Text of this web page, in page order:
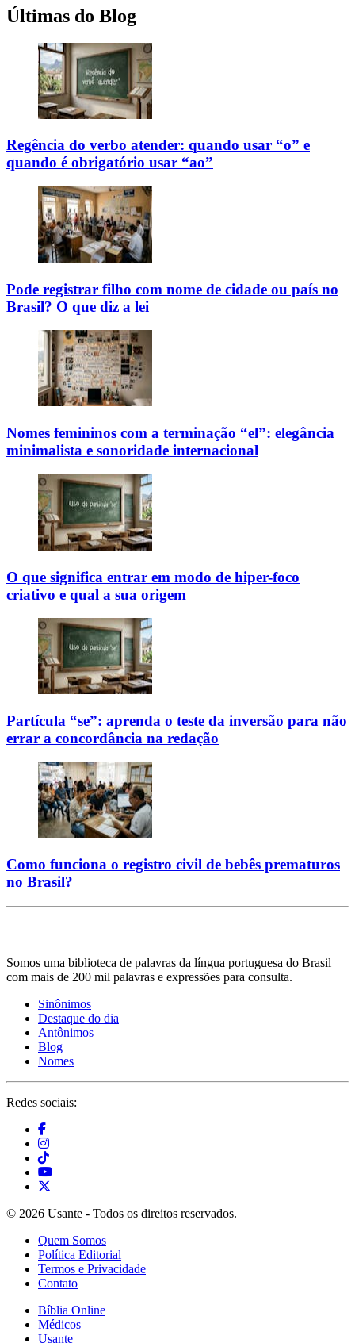
Últimas do Blog
Regência do verbo atender: quando usar “o” e
quando é obrigatório usar “ao”
Pode registrar filho com nome de cidade ou país no
Brasil? O que diz a lei
Nomes femininos com a terminação “el”: elegância
minimalista e sonoridade internacional
O que significa entrar em modo de hiper-foco
criativo e qual a sua origem
Partícula “se”: aprenda o teste da inversão para não
errar a concordância na redação
Como funciona o registro civil de bebês prematuros
no Brasil?
Somos uma biblioteca de palavras da língua portuguesa do Brasil
com mais de 200 mil palavras e expressões para consulta.
Sinônimos
Destaque do dia
Antônimos
Blog
Nomes
Redes sociais:
© 2026 Usante - Todos os direitos reservados.
Quem Somos
Política Editorial
Termos e Privacidade
Contato
Bíblia Online
Médicos
Usante